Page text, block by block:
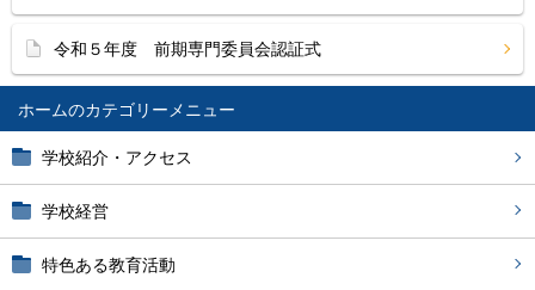
ホーム
学校紹介・アクセス
学校経営
特色ある教育活動
令和５年度 前期専門委員会認証式